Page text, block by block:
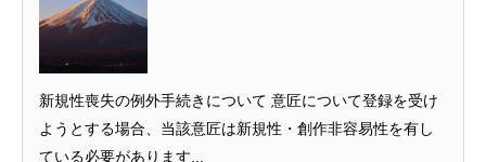
新規性喪失の例外手続きについて 意匠について登録を受け
ようとする場合、当該意匠は新規性・創作非容易性を有し
ている必要があります...